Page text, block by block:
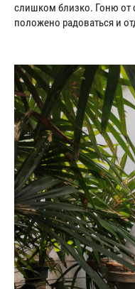
слишком близко. Гоню от
положено радоваться и